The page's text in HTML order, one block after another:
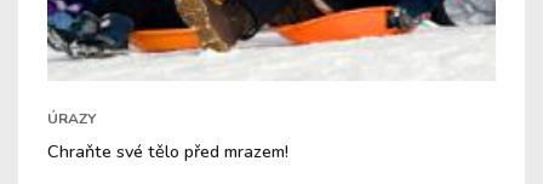
ÚRAZY
Chraňte své tělo před mrazem!